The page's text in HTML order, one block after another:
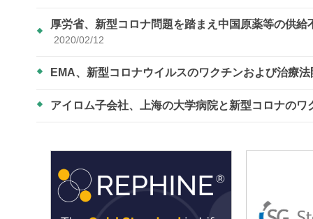
厚労省、新型コロナ問題を踏まえ中国原薬等の供
2020/02/12
EMA、新型コロナウイルスのワクチンおよび治療
アイロム子会社、上海の大学病院と新型コロナの